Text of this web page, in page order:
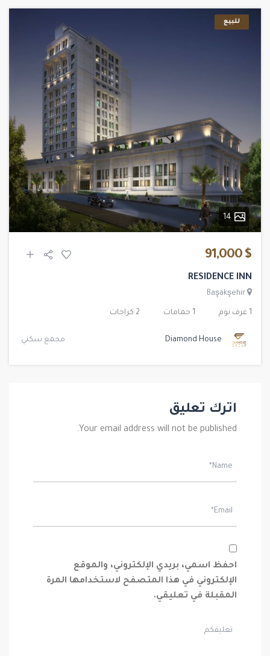
للبيع
14
$ 91,000
RESIDENCE INN
Başakşehir
1 غرف نوم 1 حمامات 2 كراجات
Diamond House مجمع سكني
اترك تعليق
Your email address will not be published.
احفظ اسمي، بريدي الإلكتروني، والموقع
الإلكتروني في هذا المتصفح لاستخدامها المرة
المقبلة في تعليقي.